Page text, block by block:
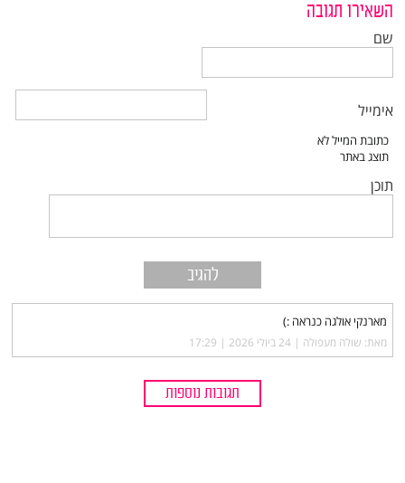
השאירו תגובה
שם
אימייל
תוכן
מארנקי אולגה כנראה :)
מאת: שולה מעפולה |‏24 ביולי 2026 | 17:29
תגובות נוספות